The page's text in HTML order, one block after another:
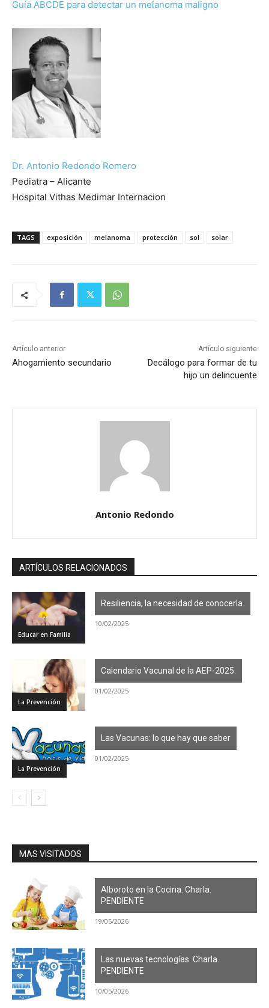
Guía ABCDE para detectar un melanoma maligno
Dr. Antonio Redondo Romero
Pediatra – Alicante
Hospital Vithas Medimar Internacion
TAGS exposición melanoma protección sol solar
Artículo anterior
Ahogamiento secundario
Artículo siguiente
Decálogo para formar de tu
hijo un delincuente
Antonio Redondo
ARTÍCULOS RELACIONADOS
Educar en Familia
Resiliencia, la necesidad de conocerla.
10/02/2025
La Prevención
Calendario Vacunal de la AEP-2025.
01/02/2025
La Prevención
Las Vacunas: lo que hay que saber
01/02/2025
MAS VISITADOS
Alboroto en la Cocina. Charla.
PENDIENTE
19/05/2026
Las nuevas tecnologías. Charla.
PENDIENTE
10/05/2026